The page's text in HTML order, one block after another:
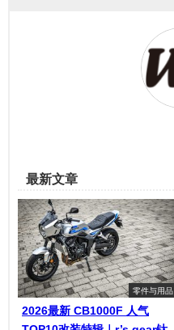
最新文章
零件与用品
2026最新 CB1000F 人气